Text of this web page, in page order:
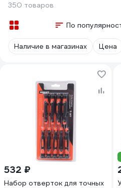
350 товаров
По
Наличие в магазинах Цена
532 ₽
Набор отверток для точных